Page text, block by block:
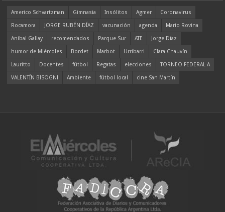
Americo Schvartzman Gimnasia Insólitos Agmer
Coronavirus
Rocamora
JORGE RUBÉN DÍAZ vacunación agenda
Mario Rovina
Aníbal Gallay
recomendados Parque Sur ATE
Jorge Díaz
humor de Miércoles
Bordet Marbot Urribarri
Clara Chauvín
Lauritto
Docentes fútbol Regatas elecciones
TORNEO FEDERAL A
VALENTÍN BISOGNI
Ambiente fútbol local cine San Martín